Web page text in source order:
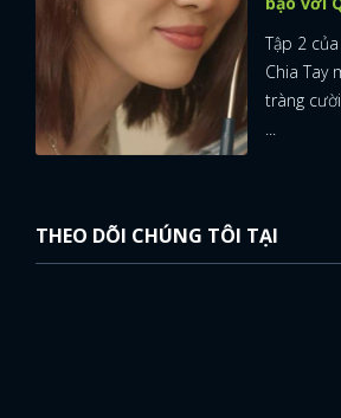
Tập 2
Chia Tay
tràng
THEO DÕI CHÚNG TÔI TẠI